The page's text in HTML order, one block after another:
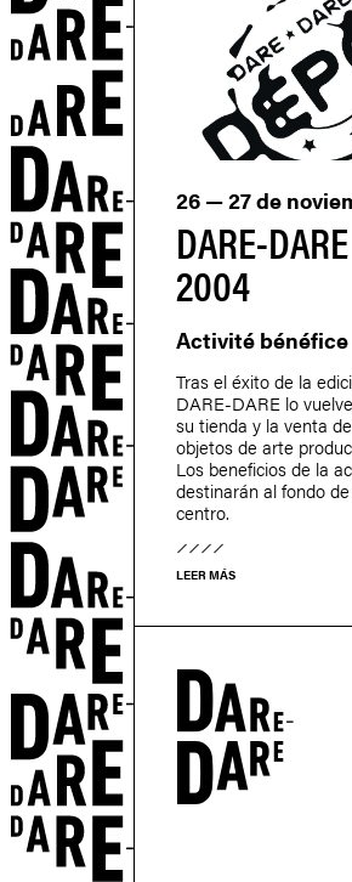
DARE-
2004
26 — 27 de
Activité bénéfice
Tras el éxito de la
DARE-DARE lo
su tienda y la venta
objetos de arte
Los beneficios de la
destinarán al fondo
centro.
LEER MÁS
Suscríbete al boletín
Suivez-nous sur Instagram
Suivez-nous sur Facebook
Suivez-nous sur Vimeo